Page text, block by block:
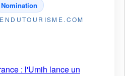
Nomination
: l'Umih lance un